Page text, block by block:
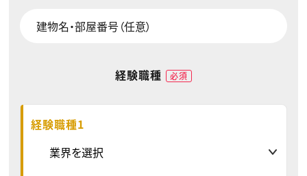
経験職種 必須
経験職種1